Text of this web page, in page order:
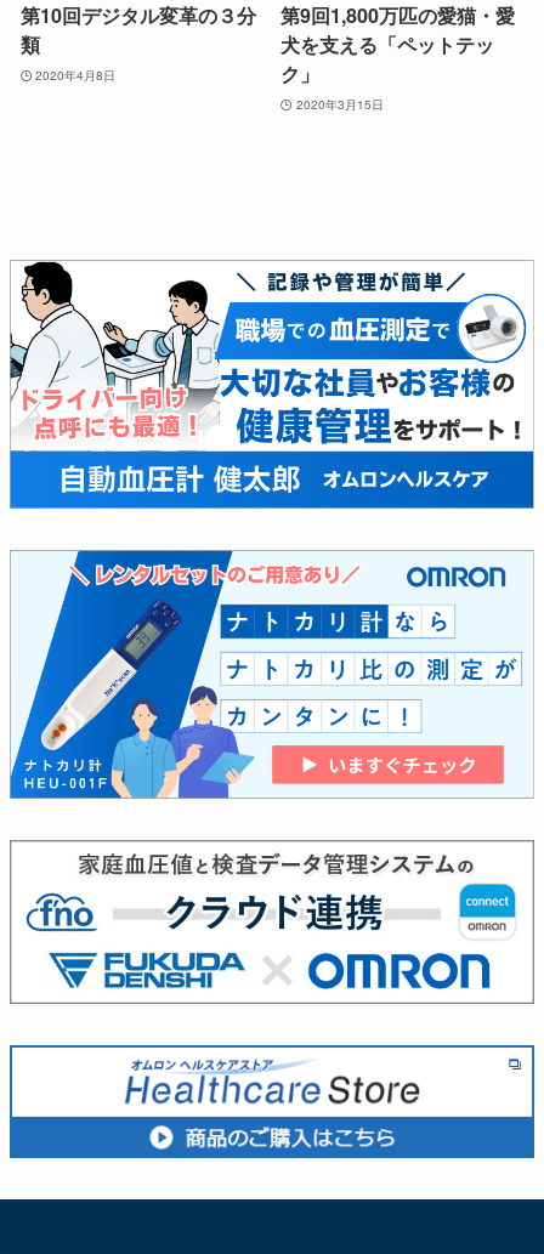
第10回デジタル変革の３分
類
2020年4月8日
第9回1,800万匹の愛猫・愛
犬を支える「ペットテッ
ク」
2020年3月15日